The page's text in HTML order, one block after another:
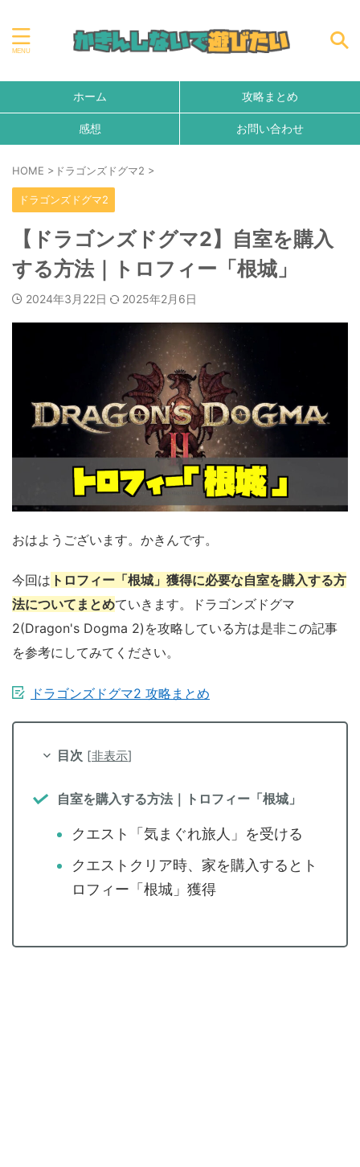
ホーム 攻略まとめ
感想 お問い合わせ
HOME > ドラゴンズドグマ2 >
ドラゴンズドグマ2
【ドラゴンズドグマ2】自室を購入
する方法｜トロフィー「根城」
2024年3月22日 2025年2月6日
おはようございます。かきんです。
今回は トロフィー「根城」獲得に必要な自室を購入する方
法についてまとめていきます。ドラゴンズドグマ
2(Dragon's Dogma 2)を攻略している方は是非この記事
を参考にしてみてください。
ドラゴンズドグマ2 攻略まとめ
目次 [非表示]
自室を購入する方法｜トロフィー「根城」
クエスト「気まぐれ旅人」を受ける
クエストクリア時、家を購入するとト
ロフィー「根城」獲得